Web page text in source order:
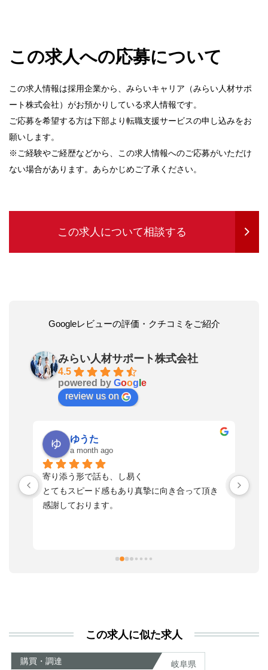
この求人への応募について
この求人情報は採用企業から、みらいキャリア（みらい人材サポ
ート株式会社）がお預かりしている求人情報です。
ご応募を希望する方は下部より転職支援サービスの申し込みをお
願いします。
※ご経験やご経歴などから、この求人情報へのご応募がいただけ
ない場合があります。あらかじめご了承ください。
この求人について相談する
Googleレビューの評価・クチコミをご紹介
みらい人材サポート株式会社
4.5
powered by Goog e
review us on
ゆうた
a month ago
寄り添う形で話も、し易く
とてもスピード感もあり真摯に向き合って頂き
感謝しております。
が
この求人に似た求人
購買・調達 岐阜県